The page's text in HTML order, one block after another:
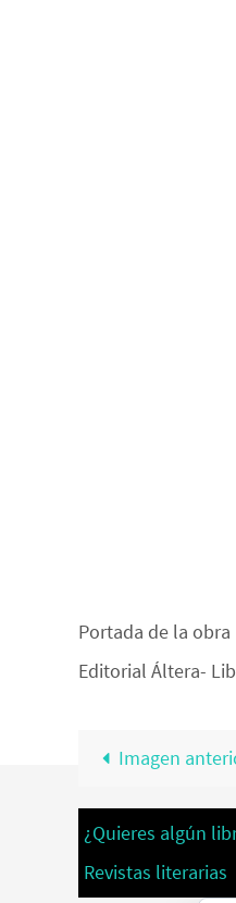
Portada de la obra
Editorial Áltera-
Imagen
¿Quieres algún
Revistas literarias